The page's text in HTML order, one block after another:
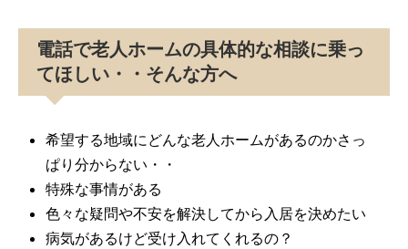
電話で老人ホームの具体的な相談に乗っ
てほしい・・そんな方へ
希望する地域にどんな老人ホームがあるのかさっ
ぱり分からない・・
特殊な事情がある
色々な疑問や不安を解決してから入居を決めたい
病気があるけど受け入れてくれるの？